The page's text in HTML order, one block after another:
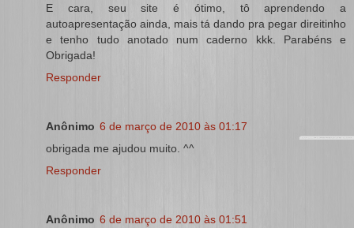
E cara, seu site é ótimo, tô aprendendo a
autoapresentação ainda, mais tá dando pra pegar direitinho
e tenho tudo anotado num caderno kkk. Parabéns e
Obrigada!
Responder
Anônimo 6 de março de 2010 às 01:17
obrigada me ajudou muito. ^^
Responder
Anônimo 6 de março de 2010 às 01:51